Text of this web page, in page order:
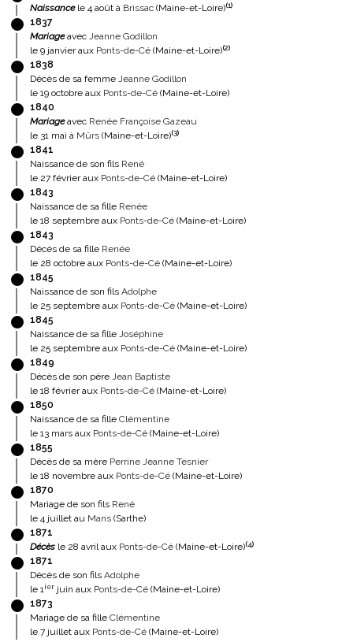
Naissancele 4 août à Brissac (Maine-et-Loire)(1)
1837
Mariageavec Jeanne Godillon
le 9 janvier aux Ponts-de-Cé (Maine-et-Loire)(2)
1838
Décès de sa femme Jeanne Godillon
le 19 octobre aux Ponts-de-Cé (Maine-et-Loire)
1840
Mariageavec Renée Françoise Gazeau
le 31 mai à Mûrs (Maine-et-Loire)(3)
1841
Naissance de son fils René
le 27 février aux Ponts-de-Cé (Maine-et-Loire)
1843
Naissance de sa fille Renée
le 18 septembre aux Ponts-de-Cé (Maine-et-Loire)
1843
Décès de sa fille Renée
le 28 octobre aux Ponts-de-Cé (Maine-et-Loire)
1845
Naissance de son fils Adolphe
le 25 septembre aux Ponts-de-Cé (Maine-et-Loire)
1845
Naissance de sa fille Joséphine
le 25 septembre aux Ponts-de-Cé (Maine-et-Loire)
1849
Décès de son père Jean Baptiste
le 18 février aux Ponts-de-Cé (Maine-et-Loire)
1850
Naissance de sa fille Clémentine
le 13 mars aux Ponts-de-Cé (Maine-et-Loire)
1855
Décès de sa mère Perrine Jeanne Tesnier
le 18 novembre aux Ponts-de-Cé (Maine-et-Loire)
1870
Mariage de son fils René
le 4 juillet au Mans (Sarthe)
1871
Décès le 28 avril aux Ponts-de-Cé (Maine-et-Loire)(4)
1871
Décès de son fils Adolphe
le 1ier juin aux Ponts-de-Cé (Maine-et-Loire)
1873
Mariage de sa fille Clémentine
le 7 juillet aux Ponts-de-Cé (Maine-et-Loire)